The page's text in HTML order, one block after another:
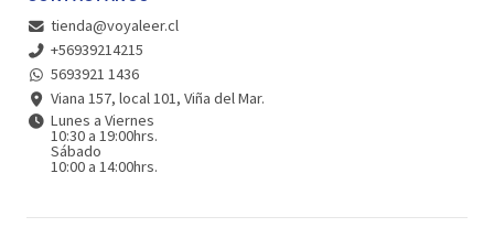
tienda@voyaleer.cl
+56939214215
5693921 1436
Viana 157, local 101, Viña del Mar.
Lunes a Viernes
10:30 a 19:00hrs.
Sábado
10:00 a 14:00hrs.